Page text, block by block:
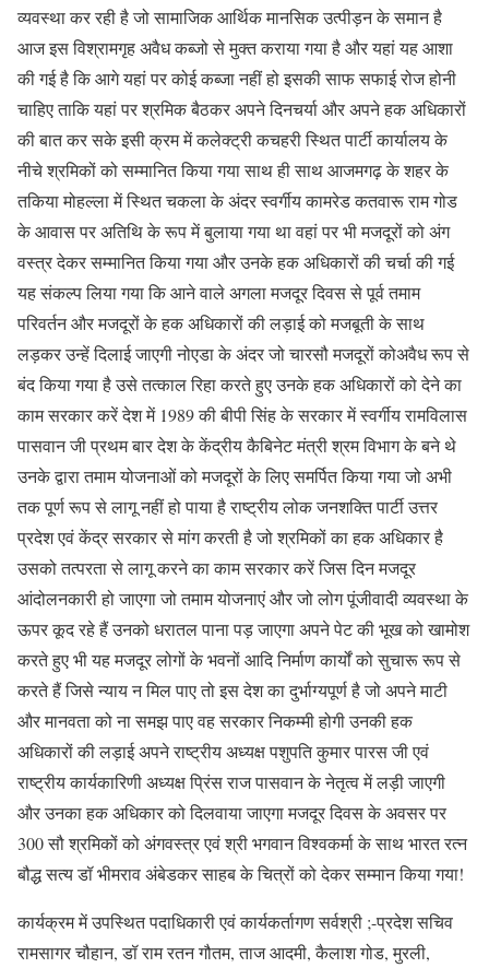
व्यवस्था कर रही है जो सामाजिक आर्थिक मानसिक उत्पीड़न के समान है
आज इस विश्रामगृह अवैध कब्जो से मुक्त कराया गया है और यहां यह आशा
की गई है कि आगे यहां पर कोई कब्जा नहीं हो इसकी साफ सफाई रोज होनी
चाहिए ताकि यहां पर श्रमिक बैठकर अपने दिनचर्या और अपने हक अधिकारों
की बात कर सके इसी क्रम में कलेक्ट्री कचहरी स्थित पार्टी कार्यालय के
नीचे श्रमिकों को सम्मानित किया गया साथ ही साथ आजमगढ़ के शहर के
तकिया मोहल्ला में स्थित चकला के अंदर स्वर्गीय कामरेड कतवारू राम गोड
के आवास पर अतिथि के रूप में बुलाया गया था वहां पर भी मजदूरों को अंग
वस्त्र देकर सम्मानित किया गया और उनके हक अधिकारों की चर्चा की गई
यह संकल्प लिया गया कि आने वाले अगला मजदूर दिवस से पूर्व तमाम
परिवर्तन और मजदूरों के हक अधिकारों की लड़ाई को मजबूती के साथ
लड़कर उन्हें दिलाई जाएगी नोएडा के अंदर जो चारसौ मजदूरों कोअवैध रूप से
बंद किया गया है उसे तत्काल रिहा करते हुए उनके हक अधिकारों को देने का
काम सरकार करें देश में 1989 की बीपी सिंह के सरकार में स्वर्गीय रामविलास
पासवान जी प्रथम बार देश के केंद्रीय कैबिनेट मंत्री श्रम विभाग के बने थे
उनके द्वारा तमाम योजनाओं को मजदूरों के लिए समर्पित किया गया जो अभी
तक पूर्ण रूप से लागू नहीं हो पाया है राष्ट्रीय लोक जनशक्ति पार्टी उत्तर
प्रदेश एवं केंद्र सरकार से मांग करती है जो श्रमिकों का हक अधिकार है
उसको तत्परता से लागू करने का काम सरकार करें जिस दिन मजदूर
आंदोलनकारी हो जाएगा जो तमाम योजनाएं और जो लोग पूंजीवादी व्यवस्था के
ऊपर कूद रहे हैं उनको धरातल पाना पड़ जाएगा अपने पेट की भूख को खामोश
करते हुए भी यह मजदूर लोगों के भवनों आदि निर्माण कार्यों को सुचारू रूप से
करते हैं जिसे न्याय न मिल पाए तो इस देश का दुर्भाग्यपूर्ण है जो अपने माटी
और मानवता को ना समझ पाए वह सरकार निकम्मी होगी उनकी हक
अधिकारों की लड़ाई अपने राष्ट्रीय अध्यक्ष पशुपति कुमार पारस जी एवं
राष्ट्रीय कार्यकारिणी अध्यक्ष प्रिंस राज पासवान के नेतृत्व में लड़ी जाएगी
और उनका हक अधिकार को दिलवाया जाएगा मजदूर दिवस के अवसर पर
300 सौ श्रमिकों को अंगवस्त्र एवं श्री भगवान विश्वकर्मा के साथ भारत रत्न
बौद्ध सत्य डॉ भीमराव अंबेडकर साहब के चित्रों को देकर सम्मान किया गया!
कार्यक्रम में उपस्थित पदाधिकारी एवं कार्यकर्तागण सर्वश्री ;-प्रदेश सचिव
रामसागर चौहान, डॉ राम रतन गौतम, ताज आदमी, कैलाश गोड, मुरली,